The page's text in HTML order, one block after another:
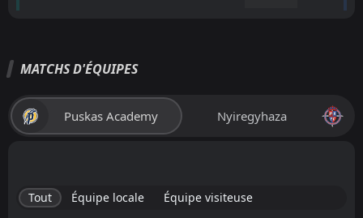
MATCHS D'ÉQUIPES
Puskas Academy Nyiregyhaza
Tout Équipe locale Équipe visiteuse